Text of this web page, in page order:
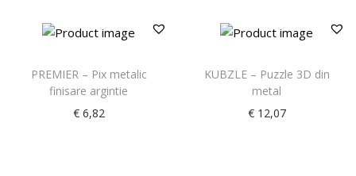
PREMIER – Pix metalic
finisare argintie
€6,82
KUBZLE – Puzzle 3D din
metal
€12,07